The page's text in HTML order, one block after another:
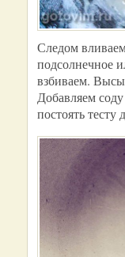
Следом
подсолнечное
взбиваем.
Добавляем
постоять